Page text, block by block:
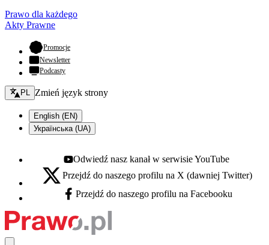
Prawo dla każdego
Akty Prawne
Promocje- otwiera się w nowej karcie
Newsletter
Podcasty
Zmień język - bieżący:
PL Zmień język strony
English (EN)
Українська (UA)
Youtube - otwiera się w nowej karcie
Odwiedź nasz kanał w serwisie YouTube
X - otwiera się w nowej karcie
Przejdź do naszego profilu na X (dawniej Twitter)
Facebook - otwiera się w nowej karcie
Przejdź do naszego profilu na Facebooku